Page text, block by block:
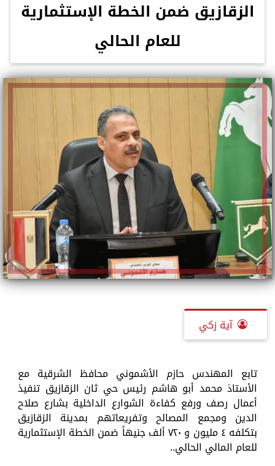
الزقازيق ضمن الخطة الإستثمارية
للعام الحالي
آية زكي
تابع المهندس حازم الأشموني محافظ الشرقية مع
الأستاذ محمد أبو هاشم رئيس حي ثان الزقازيق تنفيذ
أعمال رصف ورفع كفاءة الشوارع الداخلية بشارع صلاح
الدين ومجمع المصالح وتفريعاتهم بمدينة الزقازيق
بتكلفه ٤ مليون و ٧٢٠ ألف جنيهاً ضمن الخطة الإستثمارية
للعام المالي الحالي..